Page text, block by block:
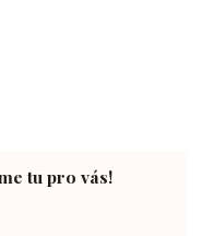
tu pro vás!